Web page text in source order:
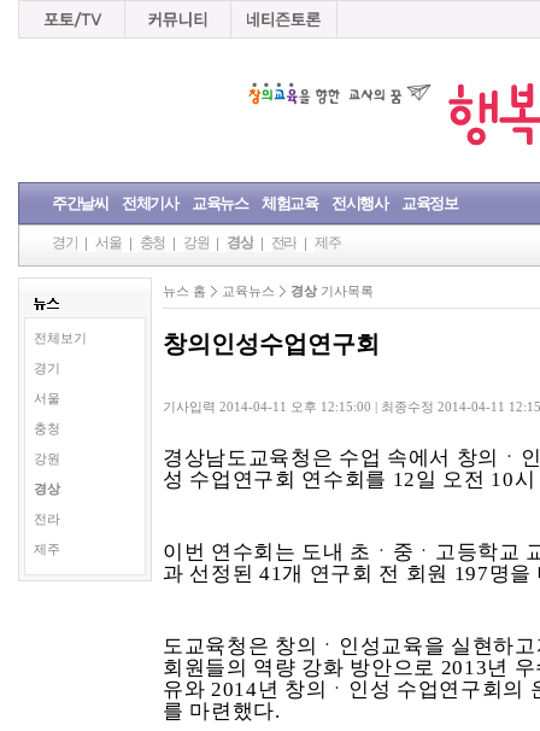
주간날씨 전체기사 교육뉴스 체험교육 전시행사 교육정보
경기 서울 충청 강원 경상 전라 제주
전체보기
경기
서울
충청
강원
경상
전라
제주
뉴스 홈 교육뉴스 경상 기사목록
창의인성수업연구회
기사입력 2014-04-11 오후 12:15:00 | 최종수정 2014-04-11 12:15
경상남도교육청은 수업 속에서 창의 ㆍ
성 수업연구회 연수회를 12일 오전 10시
이번 연수회는 도내 초 ㆍ 중 ㆍ 고등학교
과 선정된 41개 연구회 전 회원 197명을
도교육청은 창의 ㆍ 인성교육을 실현하
회원들의 역량 강화 방안으로 2013년
유와 2014년 창의 ㆍ 인성 수업연구회의
를 마련했다.